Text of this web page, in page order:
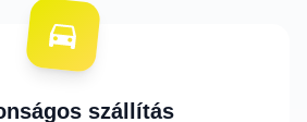
szállítás